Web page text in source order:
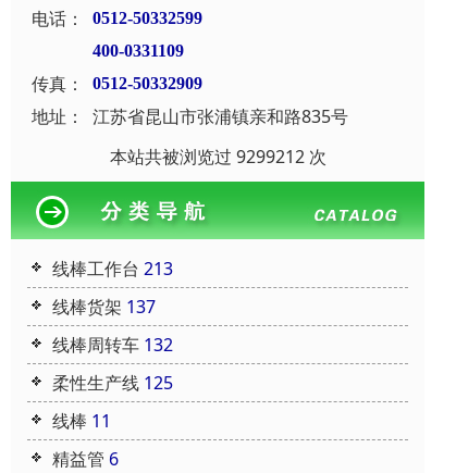
电话：
0512-50332599
400-0331109
传真： 0512-50332909
地址：
江苏省昆山市张浦镇亲和路835号
本站共被浏览过 9299212 次
线棒工作台 213
线棒货架 137
线棒周转车 132
柔性生产线 125
线棒 11
精益管 6